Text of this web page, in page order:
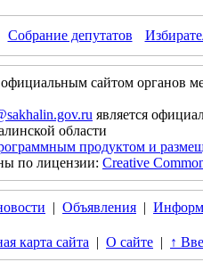
Собрание депутатов
официальным сайтом органов
является
области
продуктом и
по лицензии: Creative
| Объявления |
карта сайта | О сайте | ↑